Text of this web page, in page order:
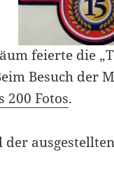
feierte die
Besuch der
200 Fotos.
der